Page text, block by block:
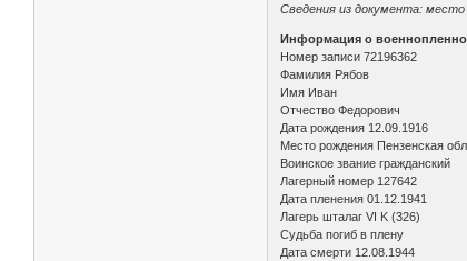
Сведения из документа: место
Информация о
Номер записи 72196362
Фамилия Рябов
Имя Иван
Отчество Федорович
Дата рождения 12.09.1916
Место рождения Пензенская обл.
Воинское звание гражданский
Лагерный номер 127642
Дата пленения 01.12.1941
Лагерь шталаг VI K (326)
Судьба погиб в плену
Дата смерти 12.08.1944